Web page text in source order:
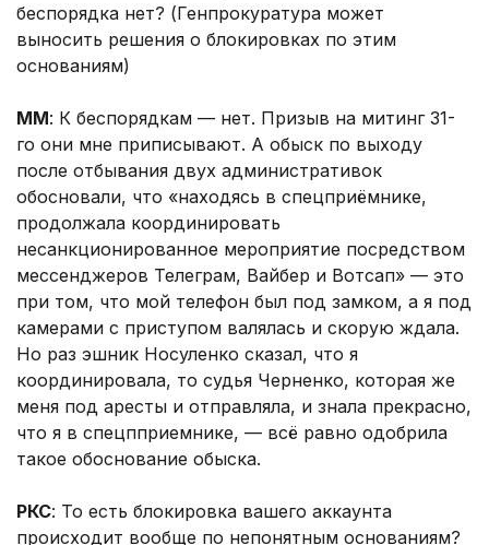
беспорядка нет? (Генпрокуратура может
выносить решения о блокировках по этим
основаниям)
ММ: К беспорядкам — нет. Призыв на митинг 31-
го они мне приписывают. А обыск по выходу
после отбывания двух административок
обосновали, что «находясь в спецприёмнике,
продолжала координировать
несанкционированное мероприятие посредством
мессенджеров Телеграм, Вайбер и Вотсап» — это
при том, что мой телефон был под замком, а я под
камерами с приступом валялась и скорую ждала.
Но раз эшник Носуленко сказал, что я
координировала, то судья Черненко, которая же
меня под аресты и отправляла, и знала прекрасно,
что я в спецпприемнике, — всё равно одобрила
такое обоснование обыска.
РКС: То есть блокировка вашего аккаунта
происходит вообще по непонятным основаниям?